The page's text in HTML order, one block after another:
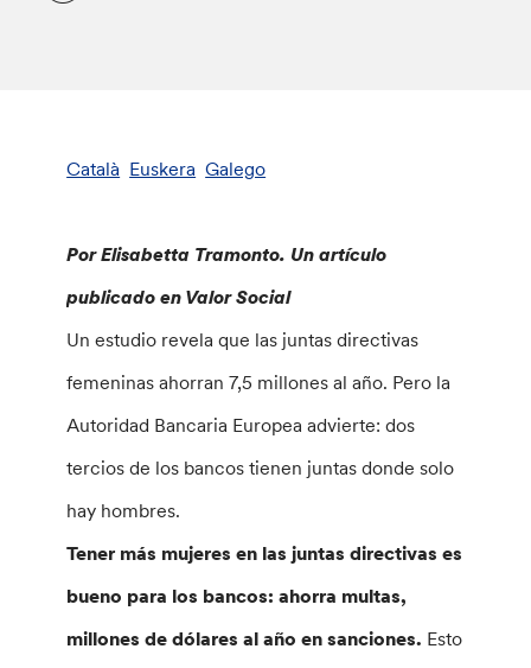
Català Euskera Galego
Por Elisabetta Tramonto. Un artículo
publicado en Valor Social
Un estudio revela que las juntas directivas
femeninas ahorran 7,5 millones al año. Pero la
Autoridad Bancaria Europea advierte: dos
tercios de los bancos tienen juntas donde solo
hay hombres.
Tener más mujeres en las juntas directivas es
bueno para los bancos: ahorra multas,
millones de dólares al año en sanciones. Esto